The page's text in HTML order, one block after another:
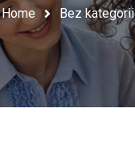
Home Bez kategorii